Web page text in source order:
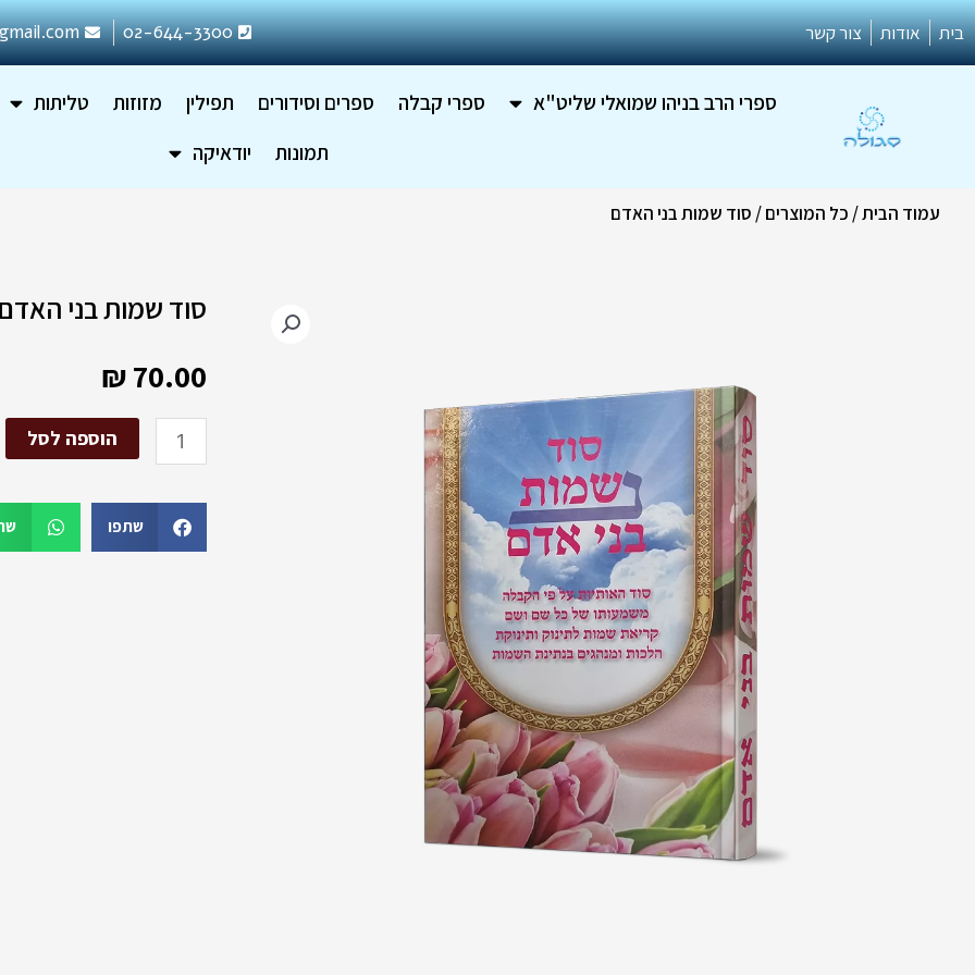
דילוג
לתוכן
בית אודות צור קשר 02-644-3300
ספרי הרב בניהו שמואלי שליט"א ספרי קבלה ספרים וסידורים תפילין מזוזות טליתות
תמונות
יודאיקה
עמוד הבית/ כל המוצרים/ סוד שמות בני האדם
סוד שמות בני האדם
70.00
₪
שמות
בני
הוספה לסל
שתפו